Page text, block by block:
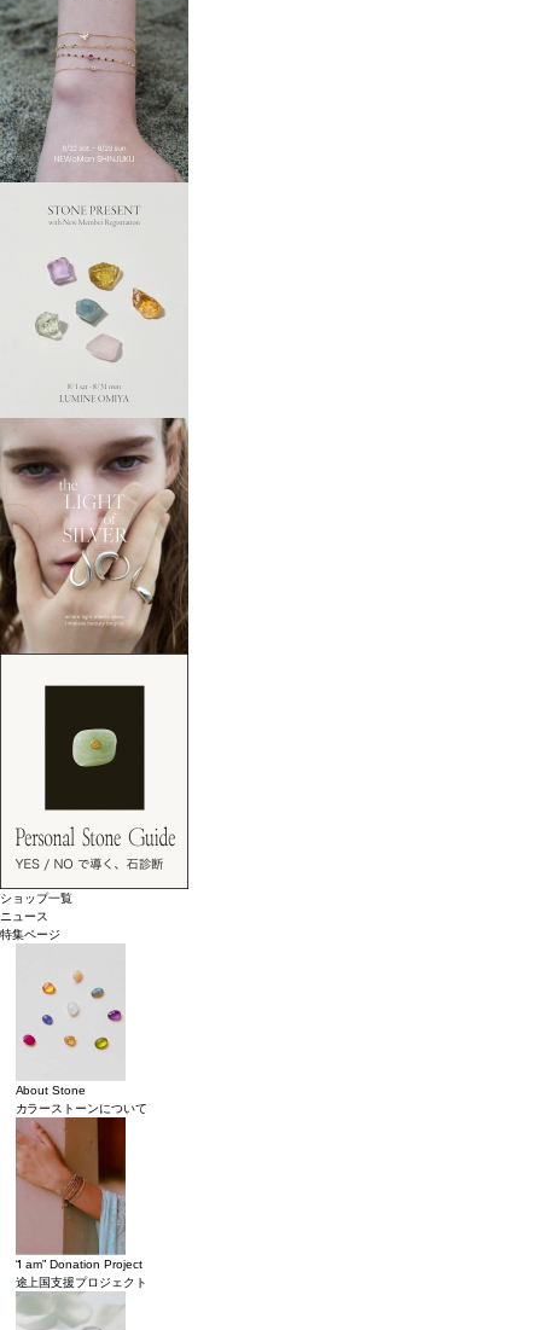
ショップ一覧
ニュース
特集ページ
About Stone
カラーストーンについて
“I am” Donation Project
途上国支援プロジェクト